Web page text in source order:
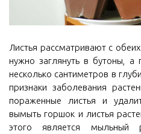
Листья рассматривают с
нужно заглянуть в бутоны, а
несколько сантиметров в
признаки заболевания
пораженные листья и
вымыть горшок и листья
этого является мыльный